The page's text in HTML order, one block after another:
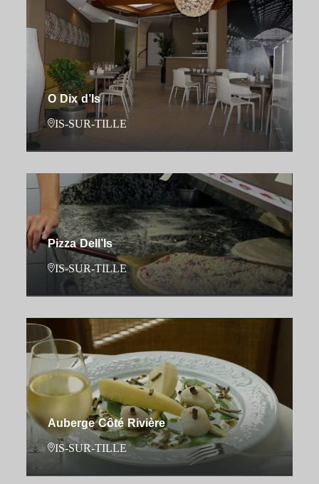
O Dix d’Is
IS-SUR-TILLE
Pizza Dell’Is
IS-SUR-TILLE
Auberge Côté Rivière
IS-SUR-TILLE